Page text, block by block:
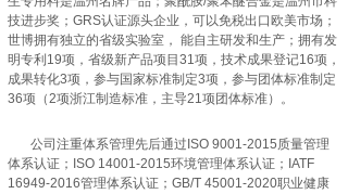
技进步奖；GRS认证源头企业，可以免税出口欧美市场；
世博拥有独立的省级实验室， 能自主研发和生产；拥有发
明专利19项，省级新产品项目31项，技术成果登记16项，
成果转化3项，参与国家标准制定3项，参与团体标准制定
36项（2项浙江制造标准，主导21项团体标准）。
公司注重体系管理先后通过ISO 9001-2015质量管理
体系认证；ISO 14001-2015环境管理体系认证；IATF
16949-2016管理体系认证；GB/T 45001-2020职业健康